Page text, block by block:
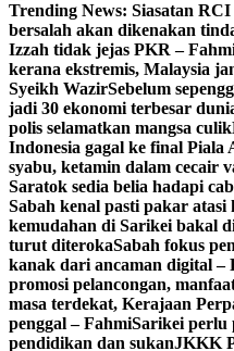
Trending News: Siasatan
bersalah akan dikenakan
Izzah tidak jejas PKR –
kerana ekstremis, Malaysia
Syeikh WazirSebelum
jadi 30 ekonomi terbesar
polis selamatkan mangsa culik
Indonesia gagal ke final Piala
syabu, ketamin dalam cecair
Saratok sedia belia hadapi
Sabah kenal pasti pakar atasi
kemudahan di Sarikei bakal
turut diterokaSabah fokus
kanak dari ancaman digital –
promosi pelancongan,
masa terdekat, Kerajaan
penggal – FahmiSarikei perlu
pendidikan dan sukanJKKK